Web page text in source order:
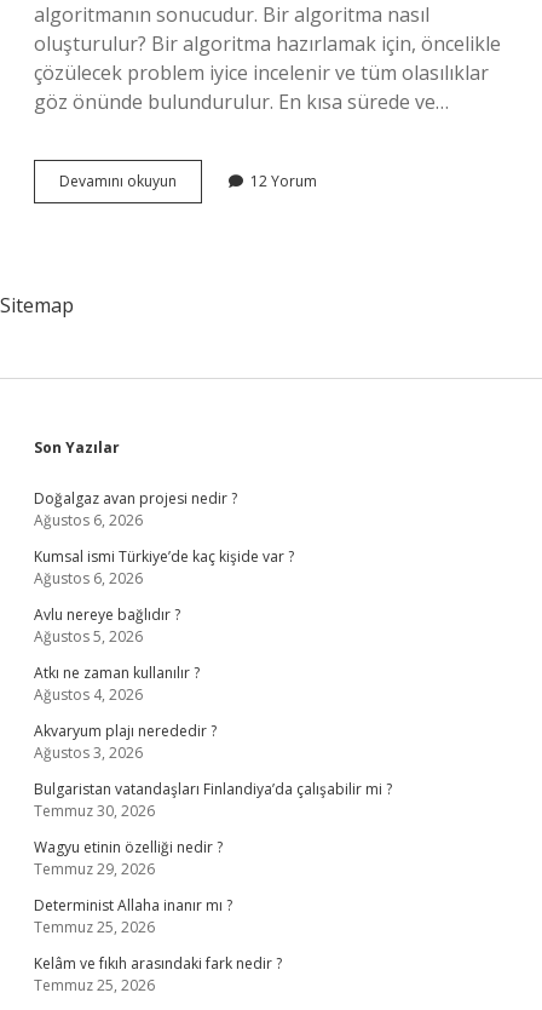
algoritmanın sonucudur. Bir algoritma nasıl
oluşturulur? Bir algoritma hazırlamak için, öncelikle
çözülecek problem iyice incelenir ve tüm olasılıklar
göz önünde bulundurulur. En kısa sürede ve…
Devamını okuyun Algoritmanın
Ilk
12 Yorum
Sitemap
Sidebar
Son Yazılar
Doğalgaz avan projesi nedir ?
Ağustos 6, 2026
Kumsal ismi Türkiye’de kaç kişide var ?
Ağustos 6, 2026
Avlu nereye bağlıdır ?
Ağustos 5, 2026
Atkı ne zaman kullanılır ?
Ağustos 4, 2026
Akvaryum plajı nerededir ?
Ağustos 3, 2026
Bulgaristan vatandaşları Finlandiya’da çalışabilir mi ?
Temmuz 30, 2026
Wagyu etinin özelliği nedir ?
Temmuz 29, 2026
Determinist Allaha inanır mı ?
Temmuz 25, 2026
Kelâm ve fıkıh arasındaki fark nedir ?
Temmuz 25, 2026